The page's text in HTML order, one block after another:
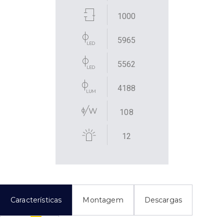
1000
5965
5562
4188
108
12
Características Montagem Descargas